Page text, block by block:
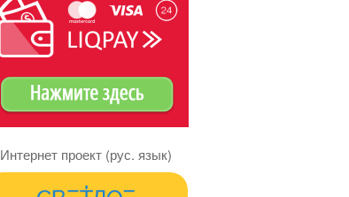
Интернет проект (рус. язык)